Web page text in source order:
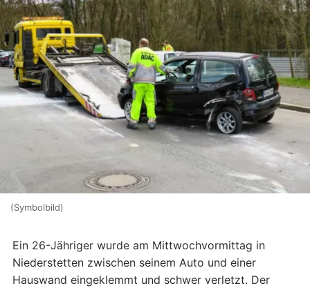
(Symbolbild)
Ein 26-Jähriger wurde am Mittwochvormittag in
Niederstetten zwischen seinem Auto und einer
Hauswand eingeklemmt und schwer verletzt. Der